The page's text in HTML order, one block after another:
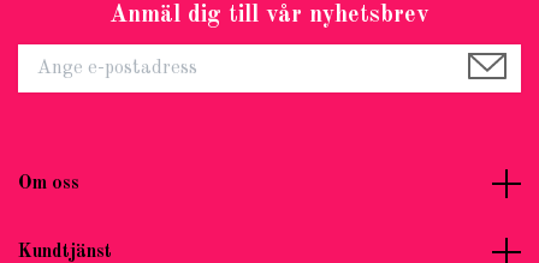
Anmäl dig till vår nyhetsbrev
Om oss
Kundtjänst